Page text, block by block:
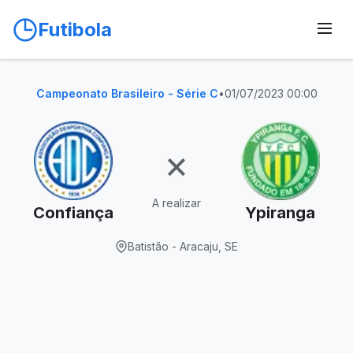
Futibola
Campeonato Brasileiro - Série C•01/07/2023 00:00
Confiança
×
A realizar
Ypiranga
Batistão - Aracaju, SE